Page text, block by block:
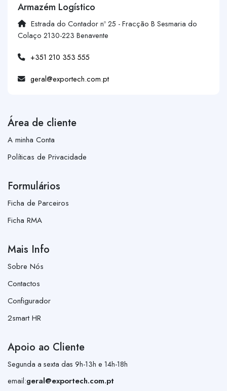
Armazém Logístico
Estrada do Contador nº 25 - Fracção B Sesmaria do
Colaço 2130-223 Benavente
+351 210 353 555
geral@exportech.com.pt
Área de cliente
A minha Conta
Políticas de Privacidade
Formulários
Ficha de Parceiros
Ficha RMA
Mais Info
Sobre Nós
Contactos
Configurador
2smart HR
Apoio ao Cliente
Segunda a sexta das 9h-13h e 14h-18h
email:geral@exportech.com.pt